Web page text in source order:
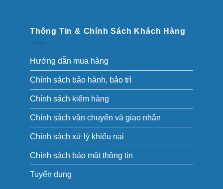
Thông Tin & Chính Sách Khách Hàng
Hướng dẫn mua hàng
Chính sách bảo hành, bảo trì
Chính sách kiểm hàng
Chính sách vận chuyển và giao nhận
Chính sách xử lý khiếu nại
Chính sách bảo mật thông tin
Tuyển dụng